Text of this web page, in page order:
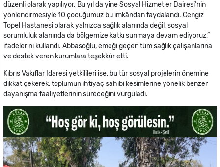
düzenli olarak yapılıyor. Bu yıl da yine Sosyal Hizmetler Dairesi’nin
yönlendirmesiyle 10 çocuğumuz bu imkândan faydalandı. Cengiz
Topel Hastanesi olarak yalnızca sağlık alanında değil, sosyal
sorumluluk alanında da bölgemize katkı sunmaya devam ediyoruz,”
ifadelerini kullandı. Abbasoğlu, emeği geçen tüm sağlık çalışanlarına
ve destek veren kurumlara teşekkür etti.
Kıbrıs Vakıflar İdaresi yetkilileri ise, bu tür sosyal projelerin önemine
dikkat çekerek, toplumun ihtiyaç sahibi kesimlerine yönelik benzer
dayanışma faaliyetlerinin süreceğini vurguladı.